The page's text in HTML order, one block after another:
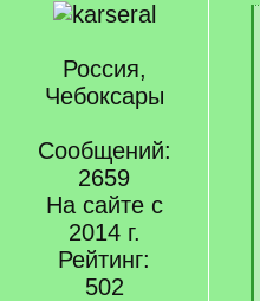
Россия,
Чебоксары
Сообщений:
2659
На сайте с
2014 г.
Рейтинг:
502